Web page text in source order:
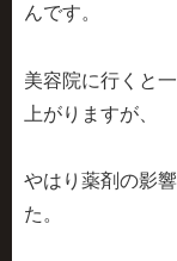
んです。
美容院に行くと
上がりますが、
やはり薬剤の影
た。